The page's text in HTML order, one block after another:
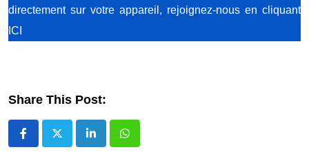
directement sur votre appareil, rejoignez-nous en cliquant
ICI
Share This Post:
LinkedIn Whatsapp